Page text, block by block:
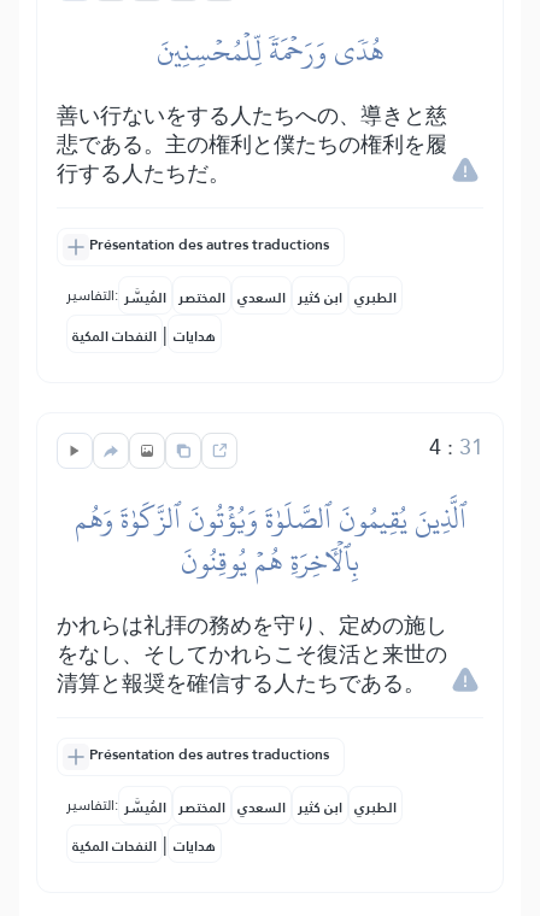
هُدٗى وَرَحۡمَةٗ لِّلۡمُحۡسِنِينَ
善い行ないをする人たちへの、導きと慈
悲である。主の権利と僕たちの権利を履
行する人たちだ。
Présentation des autres traductions
التفاسير: المُيسَّر المختصر السعدي ابن كثير الطبري
النفحات المكية | هدايات
4: 31
ٱلَّذِينَ يُقِيمُونَ ٱلصَّلَوٰةَ وَيُؤۡتُونَ ٱلزَّكَوٰةَ وَهُم
بِٱلۡأٓخِرَةِ هُمۡ يُوقِنُونَ
かれらは礼拝の務めを守り、定めの施し
をなし、そしてかれらこそ復活と来世の
清算と報奨を確信する人たちである。
Présentation des autres traductions
التفاسير: المُيسَّر المختصر السعدي ابن كثير الطبري
النفحات المكية | هدايات